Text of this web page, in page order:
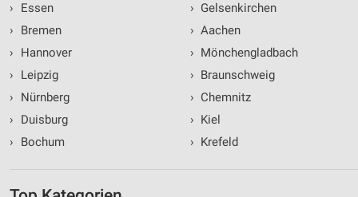
›
Essen
›
Bremen
›
Hannover
›
Leipzig
›
Nürnberg
›
Duisburg
›
Bochum
› Gelsenkirchen
› Aachen
› Mönchengladbach
› Braunschweig
› Chemnitz
› Kiel
› Krefeld